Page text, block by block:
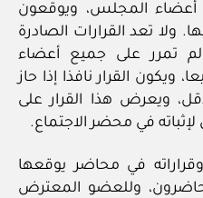
أعضاء المجلس، ويوقعون
ولا تعد القرارات الصادرة
تمرر على جميع أعضاء
ويكون القرار نافذا إذا حاز
ويعرض هذا القرار على
في محضر الاجتماع.
في محاضر يوقعها
وللعضو المعترض